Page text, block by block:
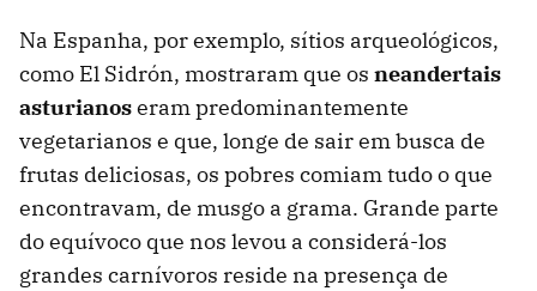
Na Espanha, por exemplo, sítios arqueológicos,
como El Sidrón, mostraram que os neandertais
asturianoseram predominantemente
vegetarianos e que, longe de sair em busca de
frutas deliciosas, os pobres comiam tudo o que
encontravam, de musgo a grama. Grande parte
do equívoco que nos levou a considerá-los
grandes carnívoros reside na presença de